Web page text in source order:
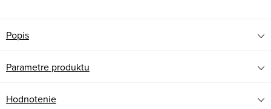
Popis
Parametre produktu
Hodnotenie